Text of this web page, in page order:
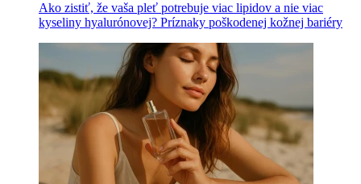
Ako zistiť, že vaša pleť potrebuje viac lipidov a nie viac
kyseliny hyalurónovej? Príznaky poškodenej kožnej bariéry